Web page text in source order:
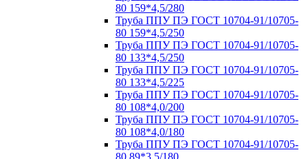
80 159*4,5/280
Труба ППУ ПЭ ГОСТ 10704-91/10705-
80 159*4,5/250
Труба ППУ ПЭ ГОСТ 10704-91/10705-
80 133*4,5/250
Труба ППУ ПЭ ГОСТ 10704-91/10705-
80 133*4,5/225
Труба ППУ ПЭ ГОСТ 10704-91/10705-
80 108*4,0/200
Труба ППУ ПЭ ГОСТ 10704-91/10705-
80 108*4,0/180
Труба ППУ ПЭ ГОСТ 10704-91/10705-
80 89*3,5/180